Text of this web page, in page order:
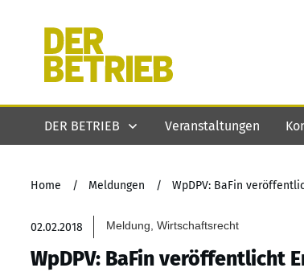
DER BETRIEB Veranstaltungen
Home / Meldungen / WpDPV: BaFin
02.02.2018 Meldung, Wirtschaftsrecht
WpDPV: BaFin veröffentlicht